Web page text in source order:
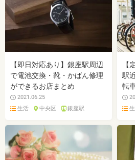
【即日対応あり】銀座駅周辺
で電池交換・靴・かばん修理
ができるお店まとめ
2021.06.25
生活
中央区 銀座駅
【
駅
転